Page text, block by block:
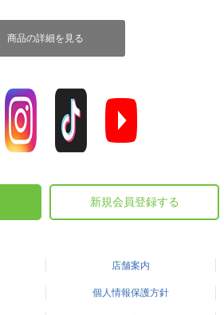
商品の詳細を見る
新規会員登録する
店舗案内
個人情報保護方針